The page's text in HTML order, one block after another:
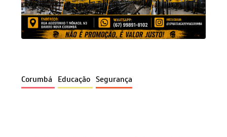
Corumbá Educação Segurança